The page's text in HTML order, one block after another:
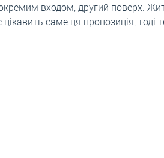
входом, другий поверх.
саме ця пропозиція, тоді